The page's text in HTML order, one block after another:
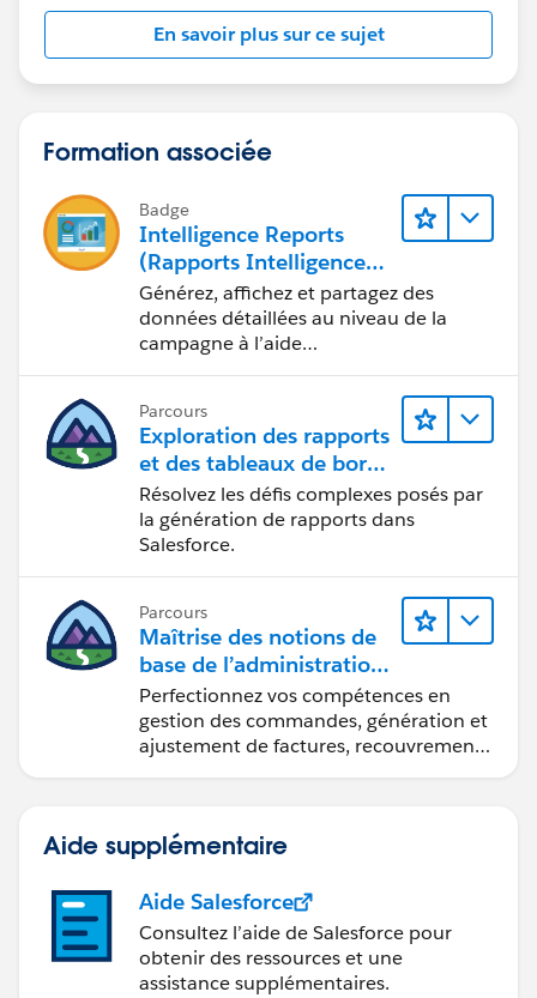
En savoir plus sur ce sujet
Formation associée
Badge
Intelligence Reports
(Rapports Intelligence)
pour Engagement
Générez, affichez et partagez des
données détaillées au niveau de la
campagne à l’aide
d’Intelligence Reports (Rapports
Parcours
Exploration des rapports
et des tableaux de bord
Lightning Experience
Résolvez les défis complexes posés par
la génération de rapports dans
Salesforce.
Parcours
Maîtrise des notions de
base de l’administration
de Salesforce Billing
Perfectionnez vos compétences en
gestion des commandes, génération et
ajustement de factures, recouvrement
des paiements et production de
Aide supplémentaire
Aide Salesforce
Consultez l’aide de Salesforce pour
obtenir des ressources et une
assistance supplémentaires.